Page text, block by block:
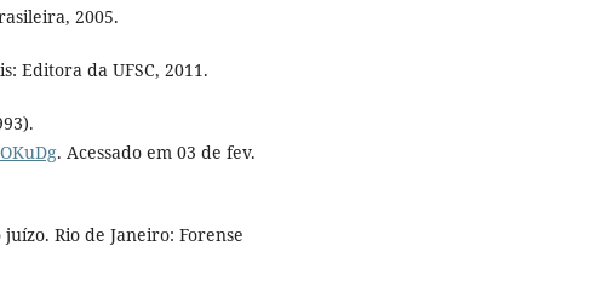
2005.
Editora da UFSC, 2011.
. Acessado em 03 de fev.
Rio de Janeiro: Forense